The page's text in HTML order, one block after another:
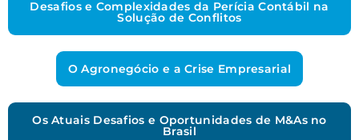
Desafios e Complexidades da Perícia Contábil na
Solução de Conflitos
O Agronegócio e a Crise Empresarial
Os Atuais Desafios e Oportunidades de M&As no
Brasil